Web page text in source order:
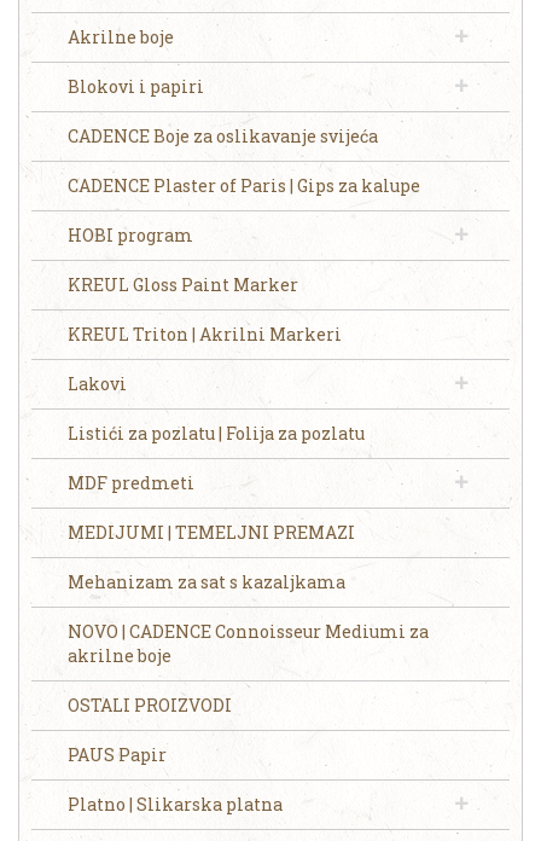
Akrilne boje
Blokovi i papiri
CADENCE Boje za oslikavanje svijeća
CADENCE Plaster of Paris | Gips za kalupe
HOBI program
KREUL Gloss Paint Marker
KREUL Triton | Akrilni Markeri
Lakovi
Listići za pozlatu | Folija za pozlatu
MDF predmeti
MEDIJUMI | TEMELJNI PREMAZI
Mehanizam za sat s kazaljkama
NOVO | CADENCE Connoisseur Mediumi za
akrilne boje
OSTALI PROIZVODI
PAUS Papir
Platno | Slikarska platna